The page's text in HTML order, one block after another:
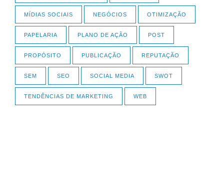
MÍDIAS SOCIAIS NEGÓCIOS OTIMIZAÇÃO
PAPELARIA PLANO DE AÇÃO POST
PROPÓSITO PUBLICAÇÃO REPUTAÇÃO
SEM SEO SOCIAL MEDIA SWOT
TENDÊNCIAS DE MARKETING WEB